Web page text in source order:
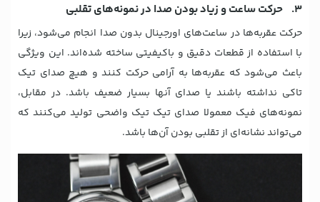
3. حرکت ساعت و زیاد بودن صدا در نمونه‌های تقلبی
حرکت عقربه‌ها در ساعت‌های اورجینال بدون صدا انجام می‌شود، زیرا
با استفاده از قطعات دقیق و باکیفیتی ساخته شده‌اند. این ویژگی
باعث می‌شود که عقربه‌ها به آرامی حرکت کنند و هیچ صدای تیک
تاکی نداشته باشند یا صدای آنها بسیار ضعیف باشد. در مقابل،
نمونه‌های فیک معمولا صدای تیک تیک واضحی تولید می‌کنند که
می‌تواند نشانه‌ای از تقلبی بودن آن‌ها باشد.